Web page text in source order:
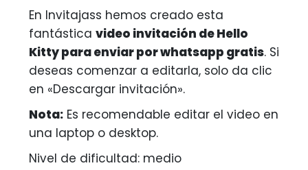
En Invitajass hemos creado esta
fantástica video invitación deHello
Kittypara enviar por whatsapp gratis. Si
deseas comenzar a editarla, solo da clic
en «Descargar invitación».
Nota:Es recomendable editar el video en
una laptop o desktop.
Nivel de dificultad: medio